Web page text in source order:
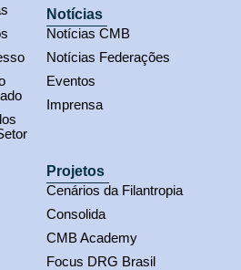
Notícias
Notícias CMB
Notícias Federações
Eventos
Imprensa
Projetos
Cenários da Filantropia
Consolida
CMB Academy
Focus DRG Brasil